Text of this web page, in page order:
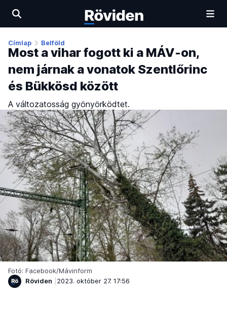
Címlap Belföld
Most a vihar fogott ki a MÁV-on,
nem járnak a vonatok Szentlőrinc
és Bükkösd között
A változatosság gyönyörködtet.
Fotó: Facebook/Mávinform
Röviden
2023. október 27. 17:56